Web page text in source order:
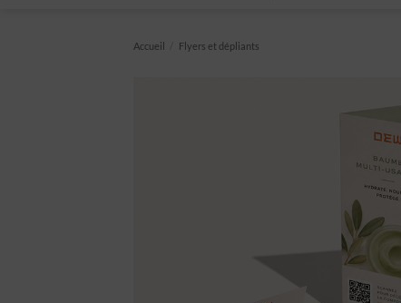
Accueil Flyers et dépliants